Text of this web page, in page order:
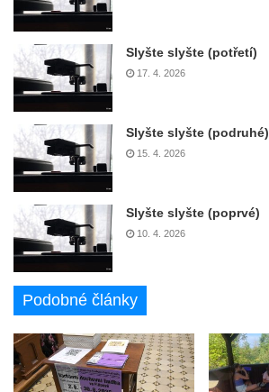
Slyšte slyšte (potřetí)
17. 4. 2026
Slyšte slyšte (podruhé)
15. 4. 2026
Slyšte slyšte (poprvé)
10. 4. 2026
Podobné články